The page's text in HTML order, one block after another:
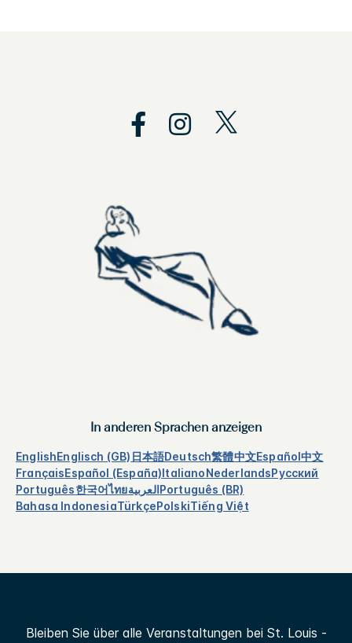
In anderen Sprachen anzeigen
EnglishEnglisch (GB) 日本語Deutsch繁體中文Español中文
FrançaisEspañol (España)ItalianoNederlandsРусский
Português한국어ไทยالعربيةPortuguês (BR)
Bahasa IndonesiaTürkçePolskiTiếng Việt
Bleiben Sie über alle Veranstaltungen bei St. Louis -